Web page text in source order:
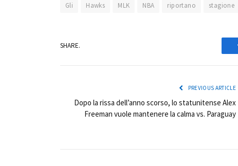
Gli Hawks MLK NBA riportano stagione
SHARE.
PREVIOUS ARTICLE
Dopo la rissa dell’anno scorso, lo statunitense Alex
Freeman vuole mantenere la calma vs. Paraguay